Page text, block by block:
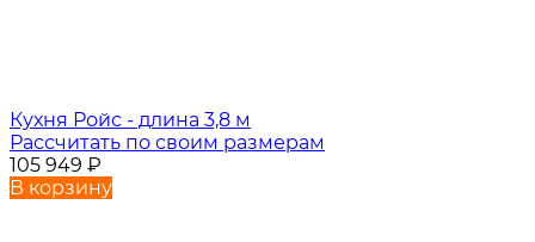
Кухня Ройс - длина 3,8 м
Рассчитать по своим размерам
105 949 ₽
В корзину